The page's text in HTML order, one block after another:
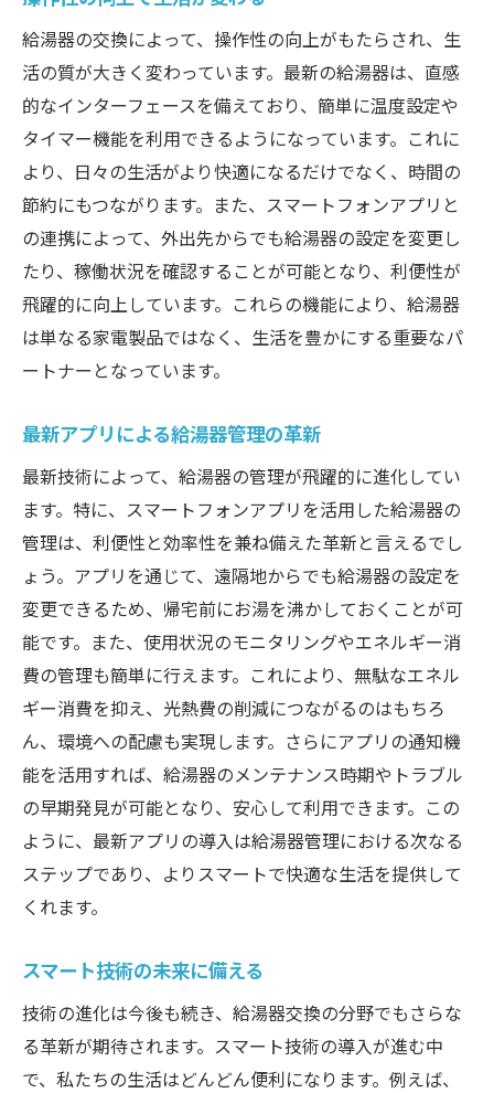
給湯器の交換によって、操作性の向上がもたらされ、生
活の質が大きく変わっています。最新の給湯器は、直感
的なインターフェースを備えており、簡単に温度設定や
タイマー機能を利用できるようになっています。これに
より、日々の生活がより快適になるだけでなく、時間の
節約にもつながります。また、スマートフォンアプリと
の連携によって、外出先からでも給湯器の設定を変更し
たり、稼働状況を確認することが可能となり、利便性が
飛躍的に向上しています。これらの機能により、給湯器
は単なる家電製品ではなく、生活を豊かにする重要なパ
ートナーとなっています。
最新アプリによる給湯器管理の革新
最新技術によって、給湯器の管理が飛躍的に進化してい
ます。特に、スマートフォンアプリを活用した給湯器の
管理は、利便性と効率性を兼ね備えた革新と言えるでし
ょう。アプリを通じて、遠隔地からでも給湯器の設定を
変更できるため、帰宅前にお湯を沸かしておくことが可
能です。また、使用状況のモニタリングやエネルギー消
費の管理も簡単に行えます。これにより、無駄なエネル
ギー消費を抑え、光熱費の削減につながるのはもちろ
ん、環境への配慮も実現します。さらにアプリの通知機
能を活用すれば、給湯器のメンテナンス時期やトラブル
の早期発見が可能となり、安心して利用できます。この
ように、最新アプリの導入は給湯器管理における次なる
ステップであり、よりスマートで快適な生活を提供して
くれます。
スマート技術の未来に備える
技術の進化は今後も続き、給湯器交換の分野でもさらな
る革新が期待されます。スマート技術の導入が進む中
で、私たちの生活はどんどん便利になります。例えば、